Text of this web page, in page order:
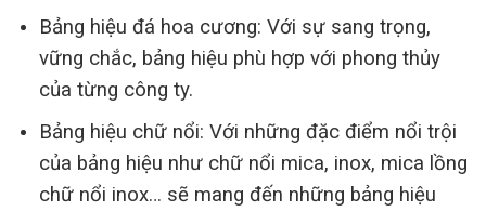
Bảng hiệu đá hoa cương: Với sự sang trọng,
vững chắc, bảng hiệu phù hợp với phong thủy
của từng công ty.
Bảng hiệu chữ nổi: Với những đặc điểm nổi trội
của bảng hiệu như chữ nổi mica, inox, mica lồng
chữ nổi inox… sẽ mang đến những bảng hiệu